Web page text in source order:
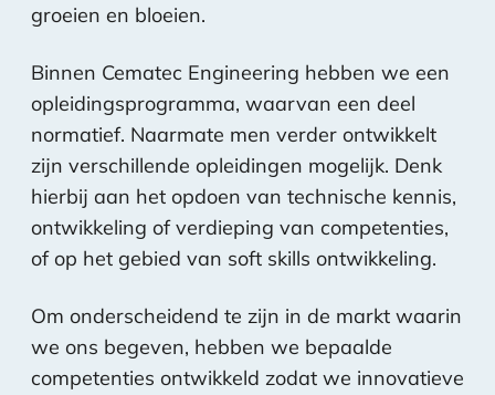
groeien en bloeien.
Binnen Cematec Engineering hebben we een
opleidingsprogramma, waarvan een deel
normatief. Naarmate men verder ontwikkelt
zijn verschillende opleidingen mogelijk. Denk
hierbij aan het opdoen van technische kennis,
ontwikkeling of verdieping van competenties,
of op het gebied van soft skills ontwikkeling.
Om onderscheidend te zijn in de markt waarin
we ons begeven, hebben we bepaalde
competenties ontwikkeld zodat we innovatieve